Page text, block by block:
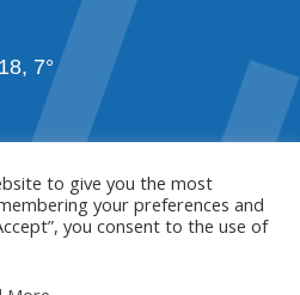
7°
- SublimeSpain
to give you the most
your preferences and
you consent to the use of